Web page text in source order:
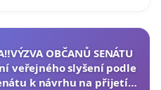
OBČANŮ SENÁTU
veřejného slyšení podle
k návrhu na přijetí